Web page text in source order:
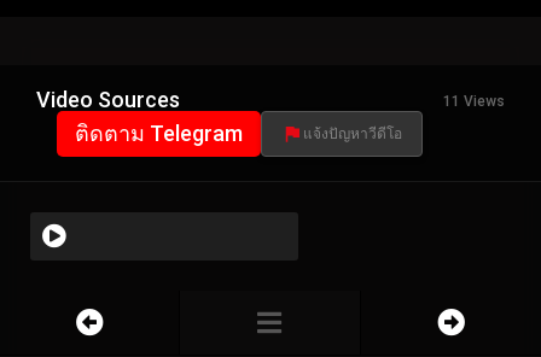
Video Sources 11 Views
ติดตาม Telegram แจ้งปัญหาวีดีโอ